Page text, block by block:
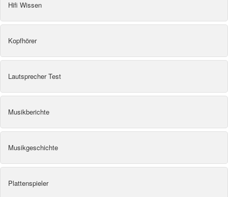
Hifi Wissen
Kopfhörer
Lautsprecher Test
Musikberichte
Musikgeschichte
Plattenspieler